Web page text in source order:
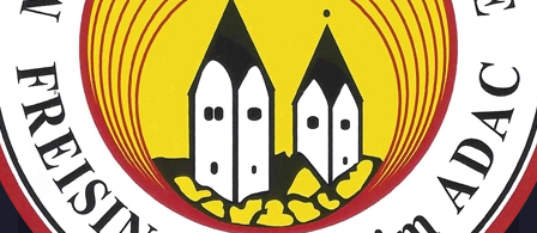
Zum Hauptinhalt springen
Die letzten Ergebnisse